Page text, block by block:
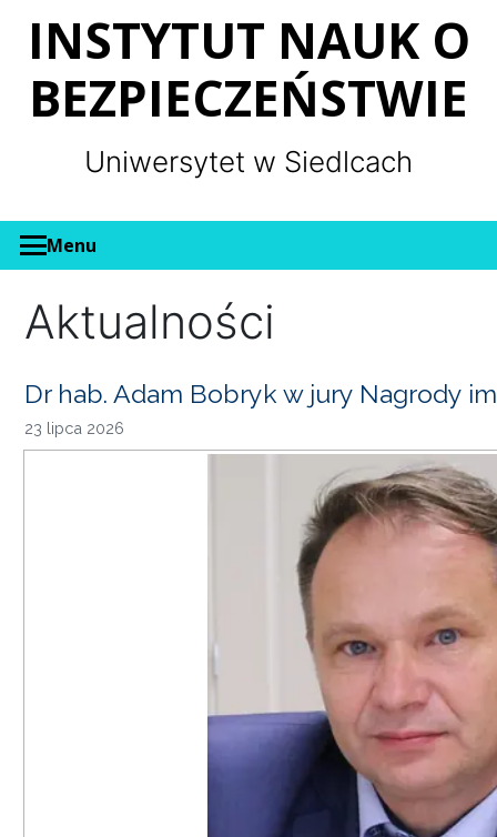
INSTYTUT NAUK O
BEZPIECZEŃSTWIE
Uniwersytet w Siedlcach
Menu
Aktualności
Dr hab. Adam Bobryk w jury Nagrody
23 lipca 2026